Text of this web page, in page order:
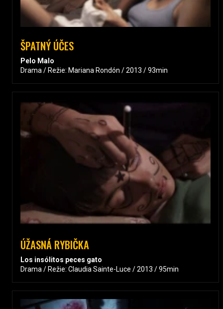
ŠPATNÝ ÚČES
Pelo Malo
Drama / Režie: Mariana Rondón / 2013 / 93min
ÚŽASNÁ RYBIČKA
Los insólitos peces gato
Drama / Režie: Claudia Sainte-Luce / 2013 / 95min